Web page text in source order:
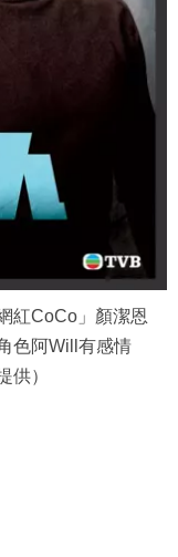
紅CoCo」顏潔恩
色阿Will有感情
供）